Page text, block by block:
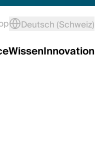
Deutsch (Schweiz)
WissenInnovation